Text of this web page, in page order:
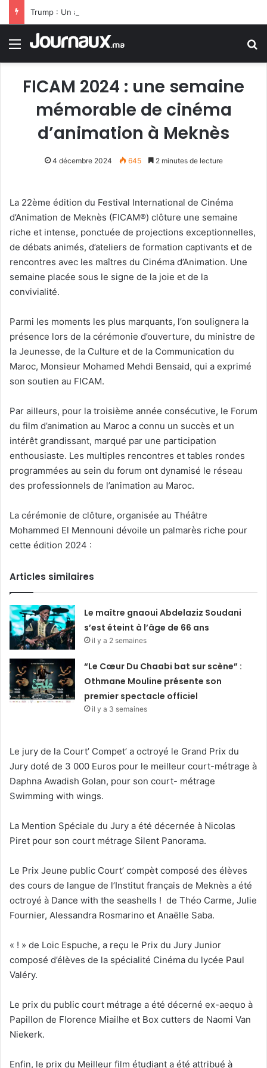
Trump : Un accord avec l’Iran pourrait être conclu bientôt
Menu
FICAM 2024 : une semaine
mémorable de cinéma
d’animation à Meknès
4 décembre 2024 645 2 minutes de lecture
La 22ème édition du Festival International de Cinéma
d’Animation de Meknès (FICAM®) clôture une semaine
riche et intense, ponctuée de projections exceptionnelles,
de débats animés, d’ateliers de formation captivants et de
rencontres avec les maîtres du Cinéma d’Animation. Une
semaine placée sous le signe de la joie et de la
convivialité.
Parmi les moments les plus marquants, l’on soulignera la
présence lors de la cérémonie d’ouverture, du ministre de
la Jeunesse, de la Culture et de la Communication du
Maroc, Monsieur Mohamed Mehdi Bensaid, qui a exprimé
son soutien au FICAM.
Par ailleurs, pour la troisième année consécutive, le Forum
du film d’animation au Maroc a connu un succès et un
intérêt grandissant, marqué par une participation
enthousiaste. Les multiples rencontres et tables rondes
programmées au sein du forum ont dynamisé le réseau
des professionnels de l’animation au Maroc.
La cérémonie de clôture, organisée au Théâtre
Mohammed El Mennouni dévoile un palmarès riche pour
cette édition 2024 :
Articles similaires
Le maître gnaoui Abdelaziz Soudani
s’est éteint à l’âge de 66 ans
il y a 2 semaines
“Le Cœur Du Chaabi bat sur scène” :
Othmane Mouline présente son
premier spectacle officiel
il y a 3 semaines
Le jury de la Court’ Compet’ a octroyé le Grand Prix du
Jury doté de 3 000 Euros pour le meilleur court-métrage à
Daphna Awadish Golan, pour son court- métrage
Swimming with wings.
La Mention Spéciale du Jury a été décernée à Nicolas
Piret pour son court métrage Silent Panorama.
Le Prix Jeune public Court’ compèt composé des élèves
des cours de langue de l’Institut français de Meknès a été
octroyé à Dance with the seashells ! de Théo Carme, Julie
Fournier, Alessandra Rosmarino et Anaëlle Saba.
« ! » de Loic Espuche, a reçu le Prix du Jury Junior
composé d’élèves de la spécialité Cinéma du lycée Paul
Valéry.
Le prix du public court métrage a été décerné ex-aequo à
Papillon de Florence Miailhe et Box cutters de Naomi Van
Niekerk.
Enfin, le prix du Meilleur film étudiant a été attribué à